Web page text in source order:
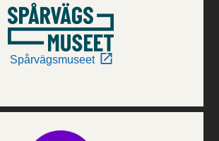
Spårvägsmuseet